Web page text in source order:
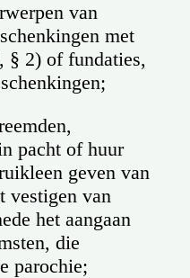
van
met
§ 2) of fundaties,
pacht of huur
geven van
vestigen van
het aangaan
die
parochie;